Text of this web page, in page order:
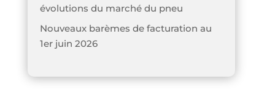
évolutions du marché du pneu
Nouveaux barèmes de facturation au
1er juin 2026